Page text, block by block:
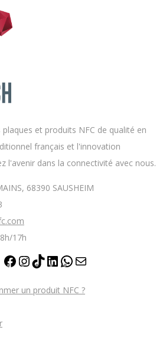
plaques et produits NFC de qualité en
français et l'innovation
l'avenir dans la connectivité avec nous.
68390 SAUSHEIM
17h
un produit NFC ?